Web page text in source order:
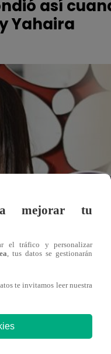
así
Yahaira
mejorar tu
el tráfico y personalizar
, tus datos se gestionarán
te invitamos leer nuestra